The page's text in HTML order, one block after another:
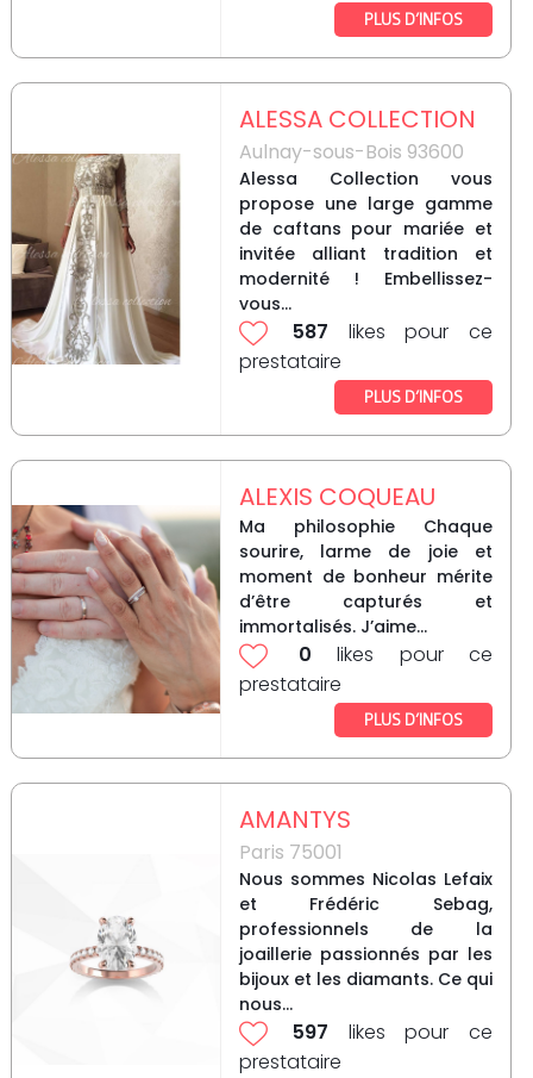
PLUS D’INFOS
ALESSA COLLECTION
Aulnay-sous-Bois 93600
Alessa Collection vous
propose une large gamme
de caftans pour mariée et
invitée alliant tradition et
modernité ! Embellissez-
vous...
587 likes pour ce
prestataire
PLUS D’INFOS
ALEXIS COQUEAU
Ma philosophie Chaque
sourire, larme de joie et
moment de bonheur mérite
d’être capturés et
immortalisés. J’aime...
0 likes pour ce
prestataire
PLUS D’INFOS
AMANTYS
Paris 75001
Nous sommes Nicolas Lefaix
et Frédéric Sebag,
professionnels de la
joaillerie passionnés par les
bijoux et les diamants. Ce qui
nous...
597 likes pour ce
prestataire